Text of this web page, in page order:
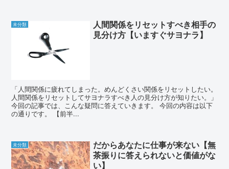
未分類
人間関係をリセットすべき相手の
見分け方【いますぐサヨナラ】
「人間関係に疲れてしまった。めんどくさい関係をリセットしたい。
人間関係をリセットしてサヨナラすべき人の見分け方が知りたい。」
今回の記事では、こんな疑問に答えていきます。 今回の内容は以下
の通りです。 【前半...
未分類
だからあなたに仕事が来ない【無
茶振りに答えられないと価値がな
い】